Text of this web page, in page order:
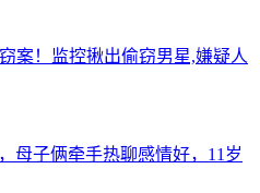
案！监控揪出偷窃男星,嫌疑人
母子俩牵手热聊感情好，11岁